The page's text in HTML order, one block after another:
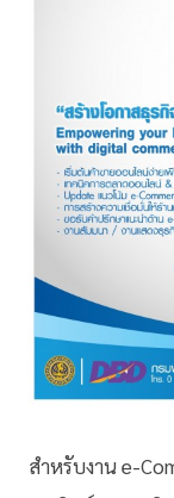
สำหรับงาน e-